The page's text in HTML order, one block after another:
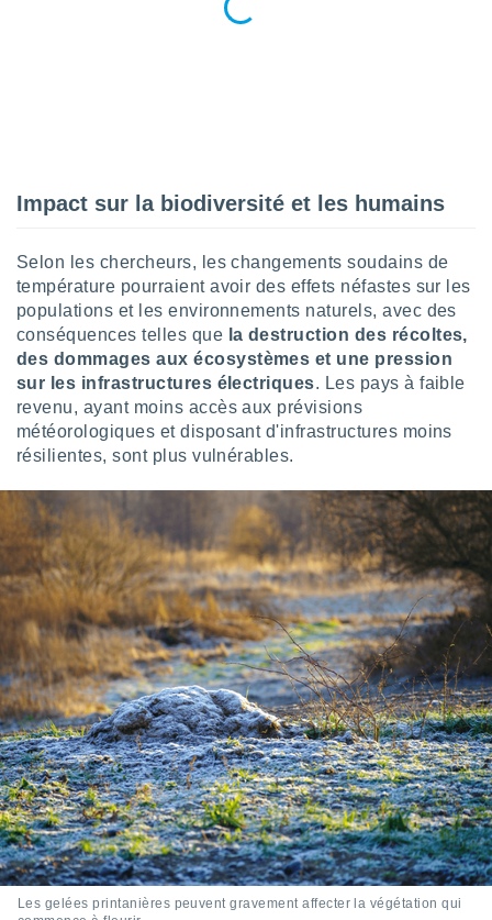
des
sur
limitées
la
créer
pour
profils
des
des
des
les
le
ou
Impact sur la biodiversité et les humains
Selon les chercheurs, les changements soudains de
température pourraient avoir des effets néfastes sur les
populations et les environnements naturels, avec des
conséquences telles que la destruction des récoltes,
des dommages aux écosystèmes et une pression
sur les infrastructures électriques. Les pays à faible
revenu, ayant moins accès aux prévisions
météorologiques et disposant d'infrastructures moins
résilientes, sont plus vulnérables.
Les gelées printanières peuvent gravement affecter la végétation qui